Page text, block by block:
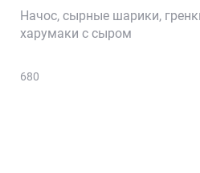
Начос, сырные шарики,
харумаки с сыром
680